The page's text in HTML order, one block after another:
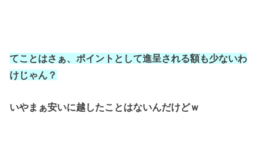
てことはさぁ、ポイントとして進呈される額も少ないわ
けじゃん？
いやまぁ安いに越したことはないんだけどｗ